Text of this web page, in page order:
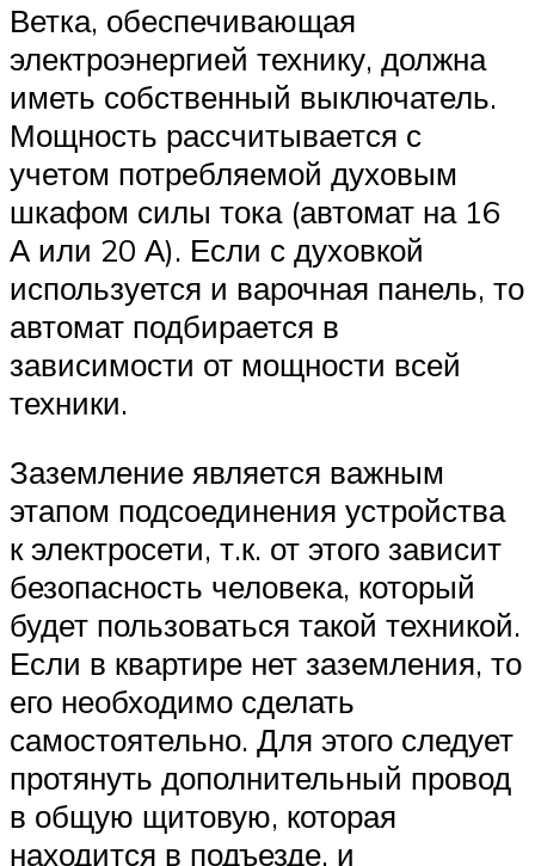
Ветка, обеспечивающая
электроэнергией технику, должна
иметь собственный выключатель.
Мощность рассчитывается с
учетом потребляемой духовым
шкафом силы тока (автомат на 16
А или 20 А). Если с духовкой
используется и варочная панель, то
автомат подбирается в
зависимости от мощности всей
техники.
Заземление является важным
этапом подсоединения устройства
к электросети, т.к. от этого зависит
безопасность человека, который
будет пользоваться такой техникой.
Если в квартире нет заземления, то
его необходимо сделать
самостоятельно. Для этого следует
протянуть дополнительный провод
в общую щитовую, которая
находится в подъезде, и